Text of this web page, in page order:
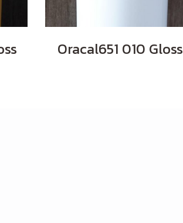
Oracal651 010 Gloss